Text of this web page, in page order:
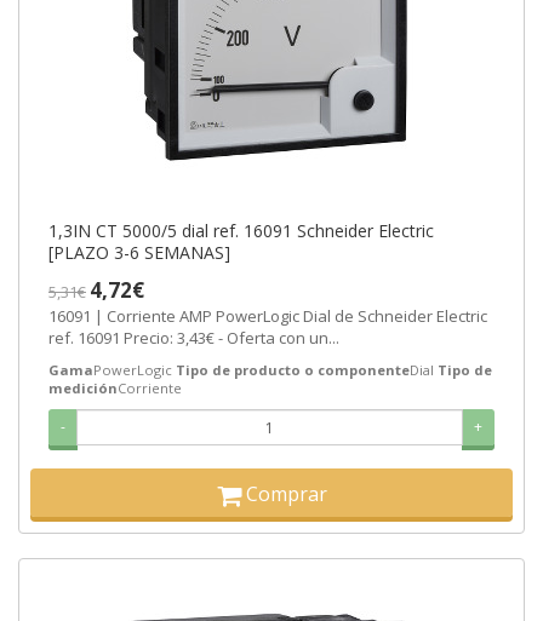
1,3IN CT 5000/5 dial ref. 16091 Schneider Electric
[PLAZO 3-6 SEMANAS]
5,31€ 4,72€
16091 | Corriente AMP PowerLogic Dial de Schneider Electric
ref. 16091 Precio: 3,43€ - Oferta con un...
GamaPowerLogic Tipo de producto o componenteDial Tipo de
mediciónCorriente
- +
Comprar